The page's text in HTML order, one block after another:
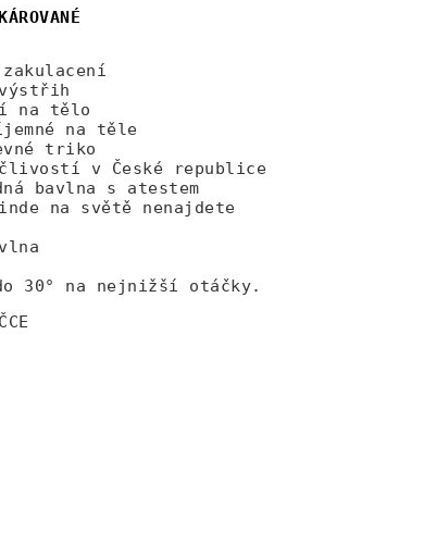
na tělo
na těle
triko
v České republice
bavlna s atestem
na světě nenajdete
30° na nejnižší otáčky.